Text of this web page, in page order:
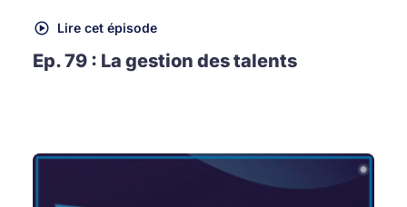
Lire cet épisode
Ep. 79 : La gestion des talents